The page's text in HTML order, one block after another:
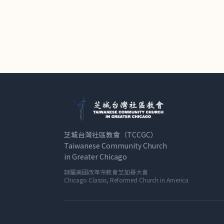
芝城台灣社區教會（TCCGC）
Taiwanese Community Church
in Greater Chicago
隸屬美國改革宗教會芝加哥大會
Chicago Classis, Reformed Church in America